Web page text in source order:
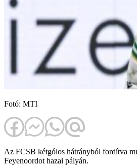
Fotó: MTI
Az FCSB kétgólos hátrányból fordítva
Feyenoordot hazai pályán.